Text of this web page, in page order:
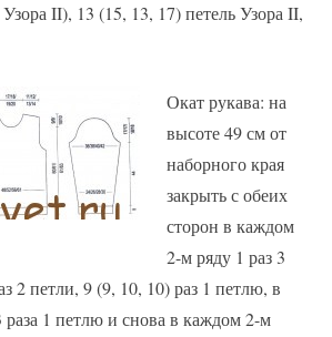
II), 13 (15, 13, 17) петель Узора II,
Окат рукава: на
высоте 49 см от
наборного края
закрыть с обеих
сторон в каждом
2-м ряду 1 раз 3
2 петли, 9 (9, 10, 10) раз 1 петлю, в
1 петлю и снова в каждом 2-м